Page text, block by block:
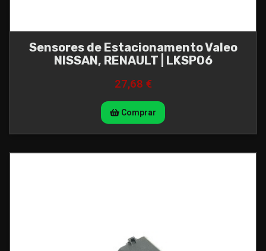
Sensores de Estacionamento Valeo
NISSAN, RENAULT | LKSP06
27,68 €
Comprar